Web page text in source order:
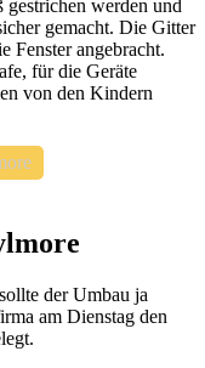
gestrichen werden und
gemacht. Die Gitter
Fenster angebracht.
für die Geräte
von den Kindern
der Umbau ja
am Dienstag den